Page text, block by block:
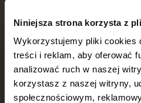
Niniejsza strona korzysta z
Wykorzystujemy pliki cookies
treści i reklam, aby oferować
analizować ruch w naszej
korzystasz z naszej witryny,
społecznościowym,
uprawnień wynikających z tytułu
na podstawie ustawowych
§ 5
Dane